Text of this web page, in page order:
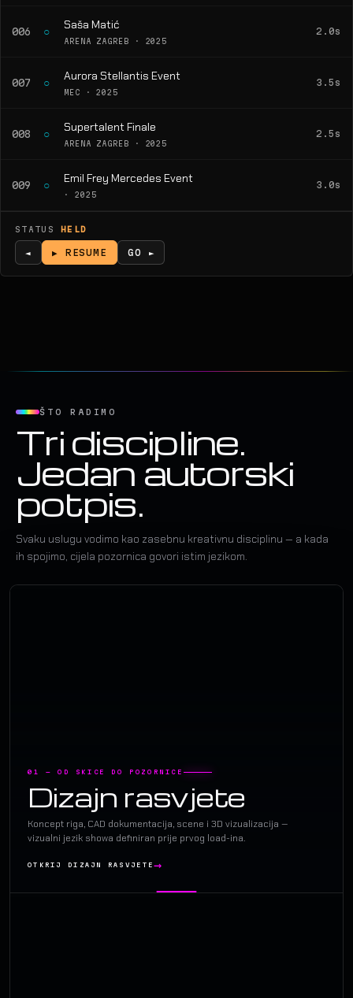
006 ○ Saša Matić
ARENA ZAGREB · 2025
2.0s
007 ○ Aurora Stellantis Event
MEC · 2025
3.5s
008 ○ Supertalent Finale
ARENA ZAGREB · 2025
2.5s
009 ○ Emil Frey Mercedes Event
· 2025
3.0s
STATUS HELD
◄ ▶ RESUME GO ►
ŠTO RADIMO
Tri discipline.
Jedan autorski
potpis.
Svaku uslugu vodimo kao zasebnu kreativnu disciplinu — a kada
ih spojimo, cijela pozornica govori istim jezikom.
01 — OD SKICE DO POZORNICE
Dizajn rasvjete
Koncept riga, CAD dokumentacija, scene i 3D vizualizacija —
vizualni jezik showa definiran prije prvog load-ina.
OTKRIJ DIZAJN RASVJETE